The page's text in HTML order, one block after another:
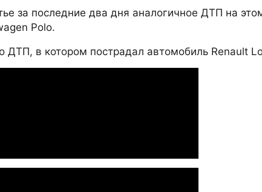
за последние два дня аналогичное ДТП на
Polo.
ДТП, в котором пострадал автомобиль Renault